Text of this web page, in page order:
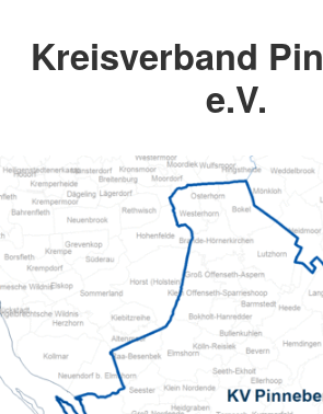
Kreisverband
e.V.